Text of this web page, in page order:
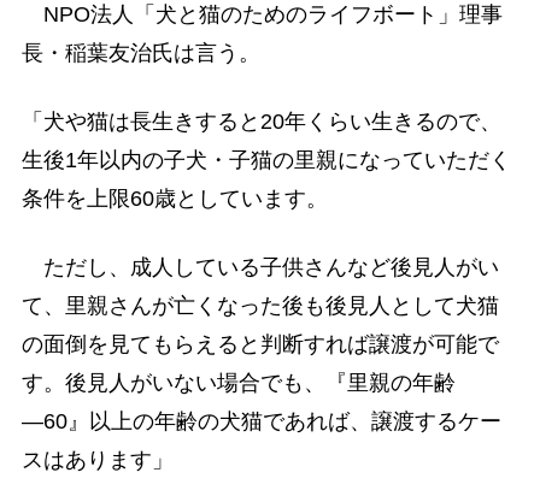
NPO法人「犬と猫のためのライフボート」理事
長・稲葉友治氏は言う。
「犬や猫は長生きすると20年くらい生きるので、
生後1年以内の子犬・子猫の里親になっていただく
条件を上限60歳としています。
ただし、成人している子供さんなど後見人がい
て、里親さんが亡くなった後も後見人として犬猫
の面倒を見てもらえると判断すれば譲渡が可能で
す。後見人がいない場合でも、『里親の年齢
―60』以上の年齢の犬猫であれば、譲渡するケー
スはあります」